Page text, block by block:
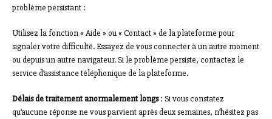
problème persistant :
Utilisez la fonction « Aide » ou « Contact » de la plateforme pour
signaler votre difficulté. Essayez de vous connecter à un autre moment
ou depuis un autre navigateur. Si le problème persiste, contactez le
service d’assistance téléphonique de la plateforme.
Délais de traitement anormalement longs: Si vous constatez
qu’aucune réponse ne vous parvient après deux semaines, n’hésitez pas